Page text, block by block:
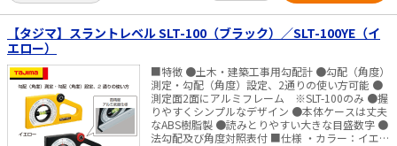
【タジマ】スラントレベル SLT-100（ブラック）／SLT-100YE（イ
エロー）
■特徴 ●土木・建築工事用勾配計 ●勾配（角度）
測定・勾配（角度）設定、2通りの使い方可能 ●
測定面2面にアルミフレーム ※SLT-100のみ ●握
りやすくシンプルなデザイン ●本体ケースは丈夫
なABS樹脂製 ●読みとりやすい大きな目盛数字 ●
法勾配及び角度対照表付 ■仕様 ・カラー：イエロ